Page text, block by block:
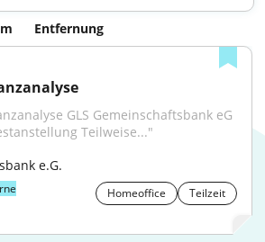
Entfernung
GLS Gemeinschaftsbank eG
Teilweise..."
e.G.
Homeoffice
Teilzeit